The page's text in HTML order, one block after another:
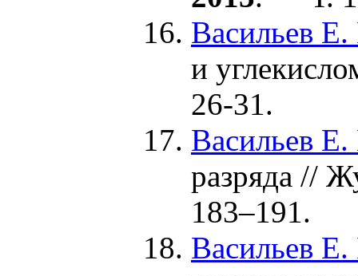
Васильев
и
26-31.
Васильев
разряда //
183–191.
Васильев